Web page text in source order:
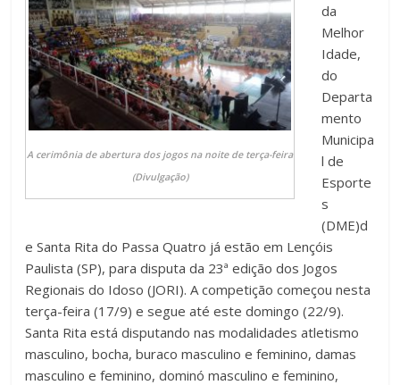
A cerimônia de abertura dos jogos na noite de terça-feira
(Divulgação)
da
Melhor
Idade,
do
Departa
mento
Municipa
l de
Esporte
s
(DME)d
e Santa Rita do Passa Quatro já estão em Lençóis
Paulista (SP), para disputa da 23ª edição dos Jogos
Regionais do Idoso (JORI). A competição começou nesta
terça-feira (17/9) e segue até este domingo (22/9).
Santa Rita está disputando nas modalidades atletismo
masculino, bocha, buraco masculino e feminino, damas
masculino e feminino, dominó masculino e feminino,